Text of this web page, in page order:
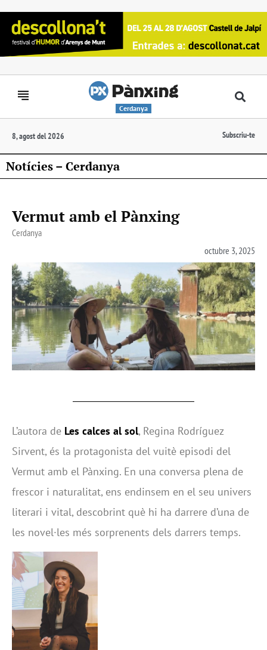
Cerdanya
8, agost del 2026 Subscriu-te
Notícies – Cerdanya
Vermut amb el Pànxing
Cerdanya
octubre 3, 2025
L’autora de Les calces al sol, Regina Rodríguez
Sirvent, és la protagonista del vuitè episodi del
Vermut amb el Pànxing. En una conversa plena de
frescor i naturalitat, ens endinsem en el seu univers
literari i vital, descobrint què hi ha darrere d’una de
les novel·les més sorprenents dels darrers temps.